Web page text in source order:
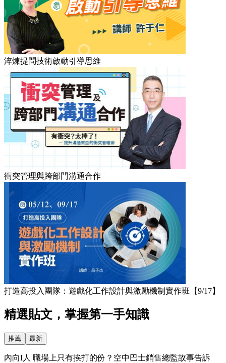
淬煉提問技術啟動引導思維
衝突管理與跨部門溝通合作
打造高投入團隊：遊戲化工作設計與激勵機制實作班【9/17】
精選貼文，掌握第一手知識
推薦 最新
內向I人 職場上只有挨打的份？空中巴士銷售總監故事告訴